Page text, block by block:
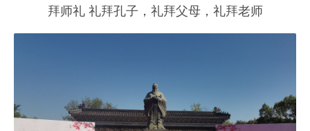
拜师礼 礼拜孔子，礼拜父母，礼拜老师